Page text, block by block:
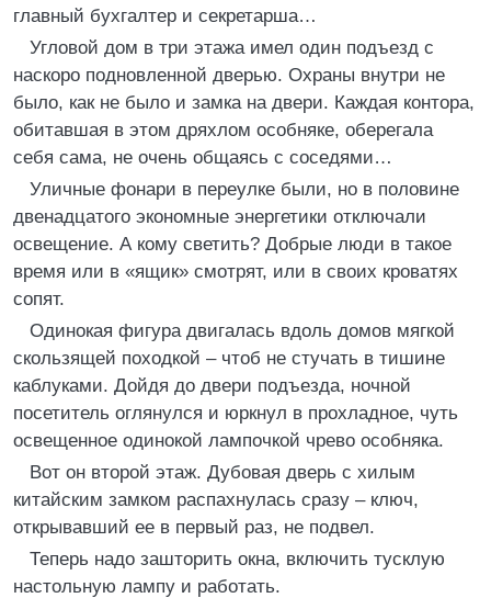
главный бухгалтер и секретарша…
Угловой дом в три этажа имел один подъезд с
наскоро подновленной дверью. Охраны внутри не
было, как не было и замка на двери. Каждая контора,
обитавшая в этом дряхлом особняке, оберегала
себя сама, не очень общаясь с соседями…
Уличные фонари в переулке были, но в половине
двенадцатого экономные энергетики отключали
освещение. А кому светить? Добрые люди в такое
время или в «ящик» смотрят, или в своих кроватях
сопят.
Одинокая фигура двигалась вдоль домов мягкой
скользящей походкой – чтоб не стучать в тишине
каблуками. Дойдя до двери подъезда, ночной
посетитель оглянулся и юркнул в прохладное, чуть
освещенное одинокой лампочкой чрево особняка.
Вот он второй этаж. Дубовая дверь с хилым
китайским замком распахнулась сразу – ключ,
открывавший ее в первый раз, не подвел.
Теперь надо зашторить окна, включить тусклую
настольную лампу и работать.